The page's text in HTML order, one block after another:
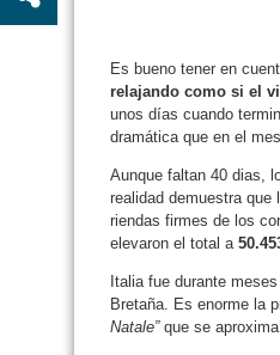
Es bueno tener en
relajando como si el
unos días cuando
dramática que en el
Aunque faltan 40 dias,
realidad demuestra que
riendas firmes de los
elevaron el total a
Italia fue durante
Bretaña. Es enorme la
Natale” que se